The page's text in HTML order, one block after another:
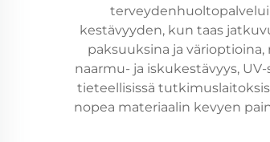
kestävyyden, kun taas
paksuuksina ja
naarmu- ja iskukestävyys,
tieteellisissä
nopea materiaalin kevyen